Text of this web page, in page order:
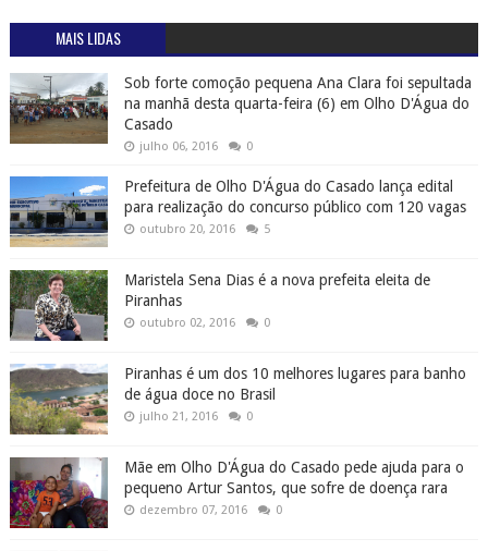
MAIS LIDAS
Sob forte comoção pequena Ana Clara foi sepultada
na manhã desta quarta-feira (6) em Olho D'Água do
Casado
julho 06, 2016 0
Prefeitura de Olho D'Água do Casado lança edital
para realização do concurso público com 120 vagas
outubro 20, 2016 5
Maristela Sena Dias é a nova prefeita eleita de
Piranhas
outubro 02, 2016 0
Piranhas é um dos 10 melhores lugares para banho
de água doce no Brasil
julho 21, 2016 0
Mãe em Olho D'Água do Casado pede ajuda para o
pequeno Artur Santos, que sofre de doença rara
dezembro 07, 2016 0